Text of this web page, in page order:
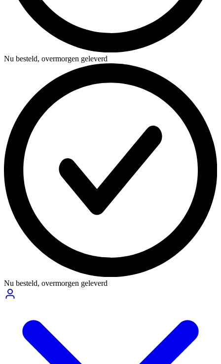
Nu besteld, overmorgen geleverd
Nu besteld, overmorgen geleverd